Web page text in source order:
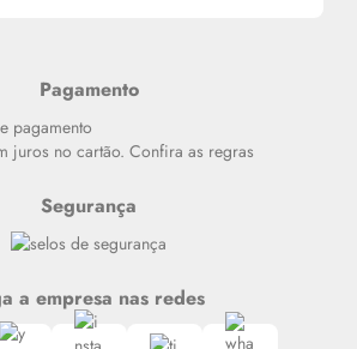
Whatsapp
Pagamento
juros no cartão. Confira as regras
Segurança
a empresa nas redes